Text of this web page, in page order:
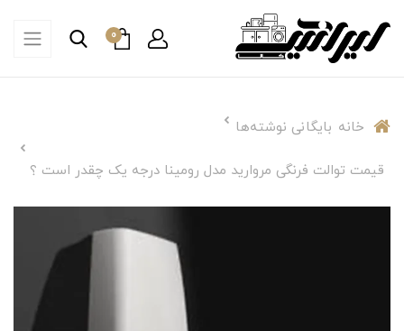
0
خانه بایگانی نوشته‌ها
قیمت توالت فرنگی مروارید مدل رومینا درجه یک چقدر است ؟